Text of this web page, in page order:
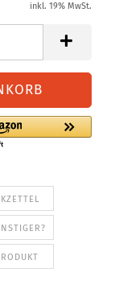
inkl. 19% MwSt.